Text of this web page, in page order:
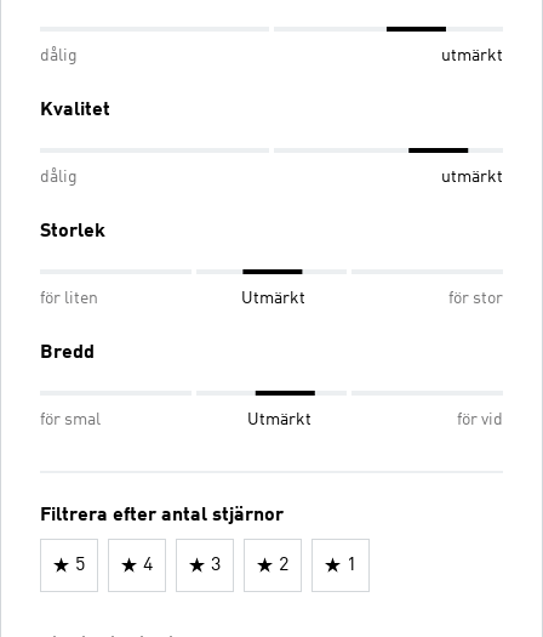
dålig utmärkt
Kvalitet
dålig utmärkt
Storlek
för liten Utmärkt för stor
Bredd
för smal Utmärkt för vid
Filtrera efter antal stjärnor
5 4 3 2 1